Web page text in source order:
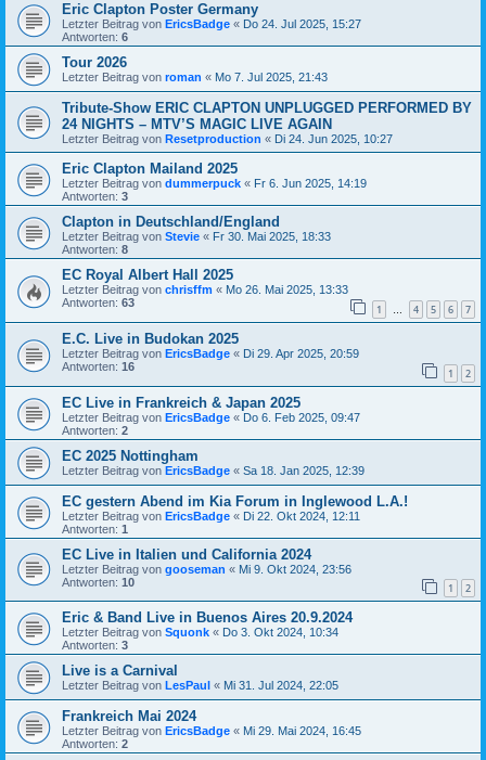
Eric Clapton Poster Germany
Letzter Beitrag von EricsBadge « Do 24. Jul 2025, 15:27
Antworten: 6
Tour 2026
Letzter Beitrag von roman « Mo 7. Jul 2025, 21:43
Tribute-Show ERIC CLAPTON UNPLUGGED PERFORMED BY
24 NIGHTS – MTV’S MAGIC LIVE AGAIN
Letzter Beitrag von Resetproduction « Di 24. Jun 2025, 10:27
Eric Clapton Mailand 2025
Letzter Beitrag von dummerpuck « Fr 6. Jun 2025, 14:19
Antworten: 3
Clapton in Deutschland/England
Letzter Beitrag von Stevie « Fr 30. Mai 2025, 18:33
Antworten: 8
EC Royal Albert Hall 2025
Letzter Beitrag von chrisffm « Mo 26. Mai 2025, 13:33
Antworten: 63 1 … 4 5 6 7
E.C. Live in Budokan 2025
Letzter Beitrag von EricsBadge « Di 29. Apr 2025, 20:59
Antworten: 16 1 2
EC Live in Frankreich & Japan 2025
Letzter Beitrag von EricsBadge « Do 6. Feb 2025, 09:47
Antworten: 2
EC 2025 Nottingham
Letzter Beitrag von EricsBadge « Sa 18. Jan 2025, 12:39
EC gestern Abend im Kia Forum in Inglewood L.A.!
Letzter Beitrag von EricsBadge « Di 22. Okt 2024, 12:11
Antworten: 1
EC Live in Italien und California 2024
Letzter Beitrag von gooseman « Mi 9. Okt 2024, 23:56
Antworten: 10 1 2
Eric & Band Live in Buenos Aires 20.9.2024
Letzter Beitrag von Squonk « Do 3. Okt 2024, 10:34
Antworten: 3
Live is a Carnival
Letzter Beitrag von LesPaul « Mi 31. Jul 2024, 22:05
Frankreich Mai 2024
Letzter Beitrag von EricsBadge « Mi 29. Mai 2024, 16:45
Antworten: 2